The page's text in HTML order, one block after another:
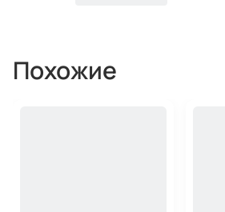
Похожие